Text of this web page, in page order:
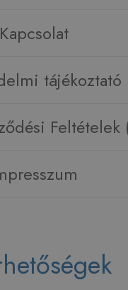
Kapcsolat
tájékoztató
Feltételek